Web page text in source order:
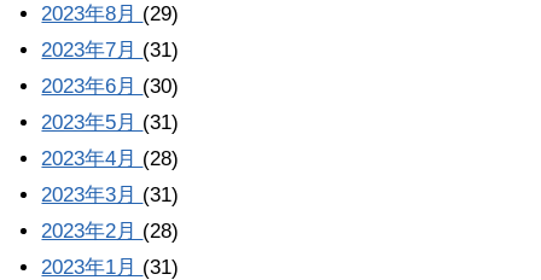
2023年8月 (29)
2023年7月 (31)
2023年6月 (30)
2023年5月 (31)
2023年4月 (28)
2023年3月 (31)
2023年2月 (28)
2023年1月 (31)